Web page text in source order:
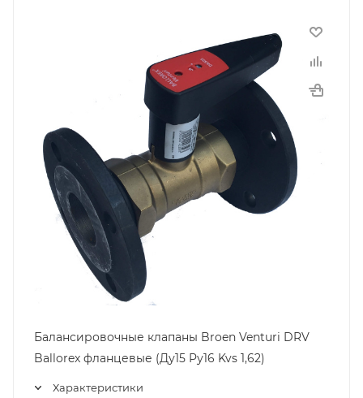
Балансировочные клапаны Broen Venturi DRV
Ballorex фланцевые (Ду15 Pу16 Kvs 1,62)
Характеристики